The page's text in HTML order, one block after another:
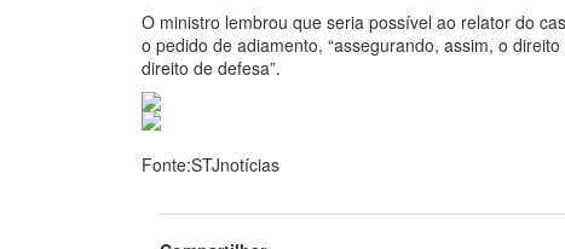
O ministro lembrou que seria possível ao relator do
o pedido de adiamento, “assegurando, assim, o
direito de defesa”.
Fonte:STJnotícias